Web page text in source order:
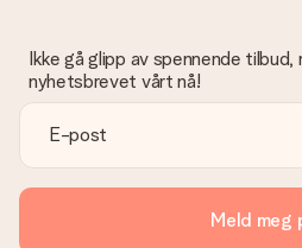
Ikke gå glipp av spennende tilbud,
nyhetsbrevet vårt nå!
Meld meg